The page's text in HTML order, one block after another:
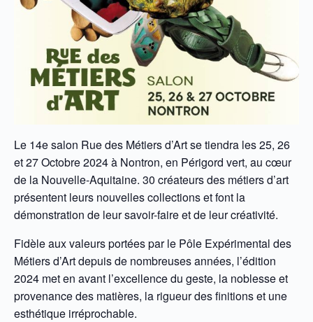
Le 14e salon Rue des Métiers d’Art se tiendra les 25, 26
et 27 Octobre 2024 à Nontron, en Périgord vert, au cœur
de la Nouvelle-Aquitaine. 30 créateurs des métiers d’art
présentent leurs nouvelles collections et font la
démonstration de leur savoir-faire et de leur créativité.
Fidèle aux valeurs portées par le Pôle Expérimental des
Métiers d’Art depuis de nombreuses années, l’édition
2024 met en avant l’excellence du geste, la noblesse et
provenance des matières, la rigueur des finitions et une
esthétique irréprochable.